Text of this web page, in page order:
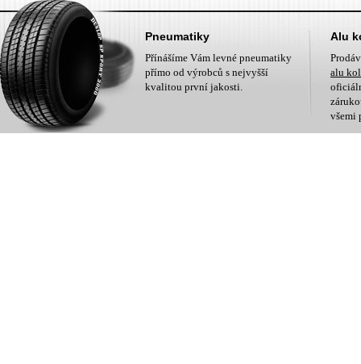
Pneumatiky
Přínášíme Vám levné pneumatiky
přímo od výrobců s nejvyšší
kvalitou první jakosti.
Alu
alu
všemi